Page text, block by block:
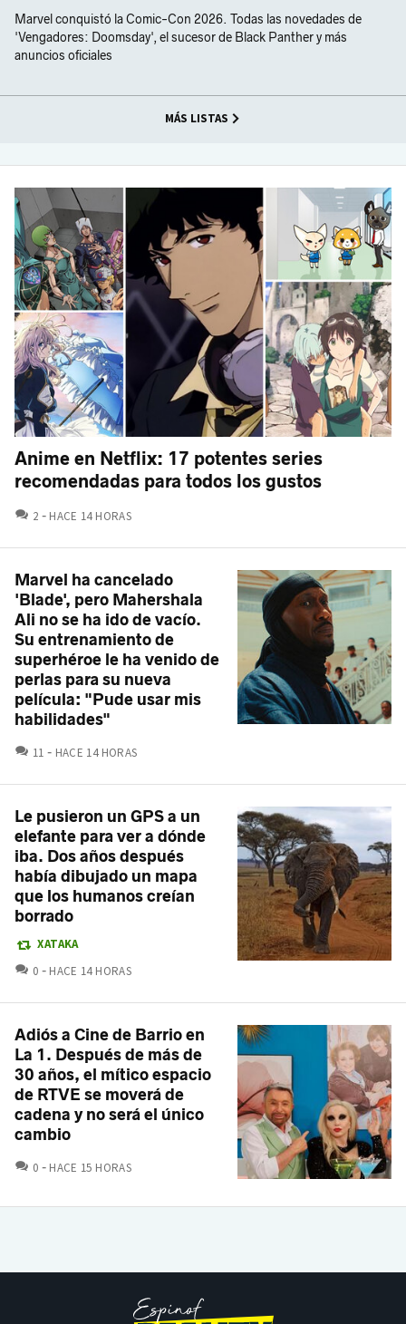
Marvel conquistó la Comic-Con 2026. Todas las novedades de
'Vengadores: Doomsday', el sucesor de Black Panther y más
anuncios oficiales
MÁS LISTAS
Anime en Netflix: 17 potentes series
recomendadas para todos los gustos
2 COMENTARIOS
HACE 14 HORAS
Marvel ha cancelado
'Blade', pero Mahershala
Ali no se ha ido de vacío.
Su entrenamiento de
superhéroe le ha venido de
perlas para su nueva
película: "Pude usar mis
habilidades"
11 COMENTARIOS
HACE 14 HORAS
Le pusieron un GPS a un
elefante para ver a dónde
iba. Dos años después
había dibujado un mapa
que los humanos creían
borrado
XATAKA
0 COMENTARIOS
HACE 14 HORAS
Adiós a Cine de Barrio en
La 1. Después de más de
30 años, el mítico espacio
de RTVE se moverá de
cadena y no será el único
cambio
0 COMENTARIOS
HACE 15 HORAS